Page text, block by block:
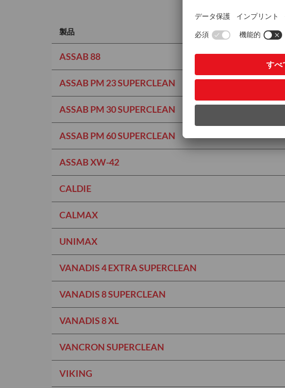
製品
ASSAB 88
ASSAB PM 23 SUPERCLEAN
ASSAB PM 30 SUPERCLEAN
ASSAB PM 60 SUPERCLEAN
ASSAB XW-42
CALDIE
CALMAX
UNIMAX
VANADIS 4 EXTRA SUPERCLEAN
VANADIS 8 SUPERCLEAN
VANADIS 8 XL
VANCRON SUPERCLEAN
VIKING